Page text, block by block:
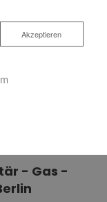
- Gas -
Akzeptieren